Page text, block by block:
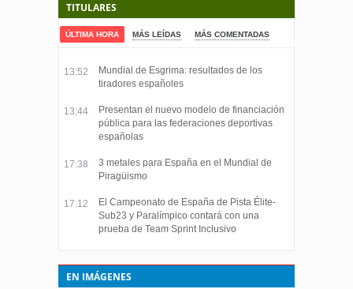
TITULARES
ÚLTIMA HORA MÁS LEÍDAS MÁS COMENTADAS
13:52
Mundial de Esgrima: resultados de los
tiradores españoles
13:44
Presentan el nuevo modelo de financiación
pública para las federaciones deportivas
españolas
17:38
3 metales para España en el Mundial de
Piragüismo
17:12
El Campeonato de España de Pista Élite-
Sub23 y Paralímpico contará con una
prueba de Team Sprint Inclusivo
EN IMÁGENES